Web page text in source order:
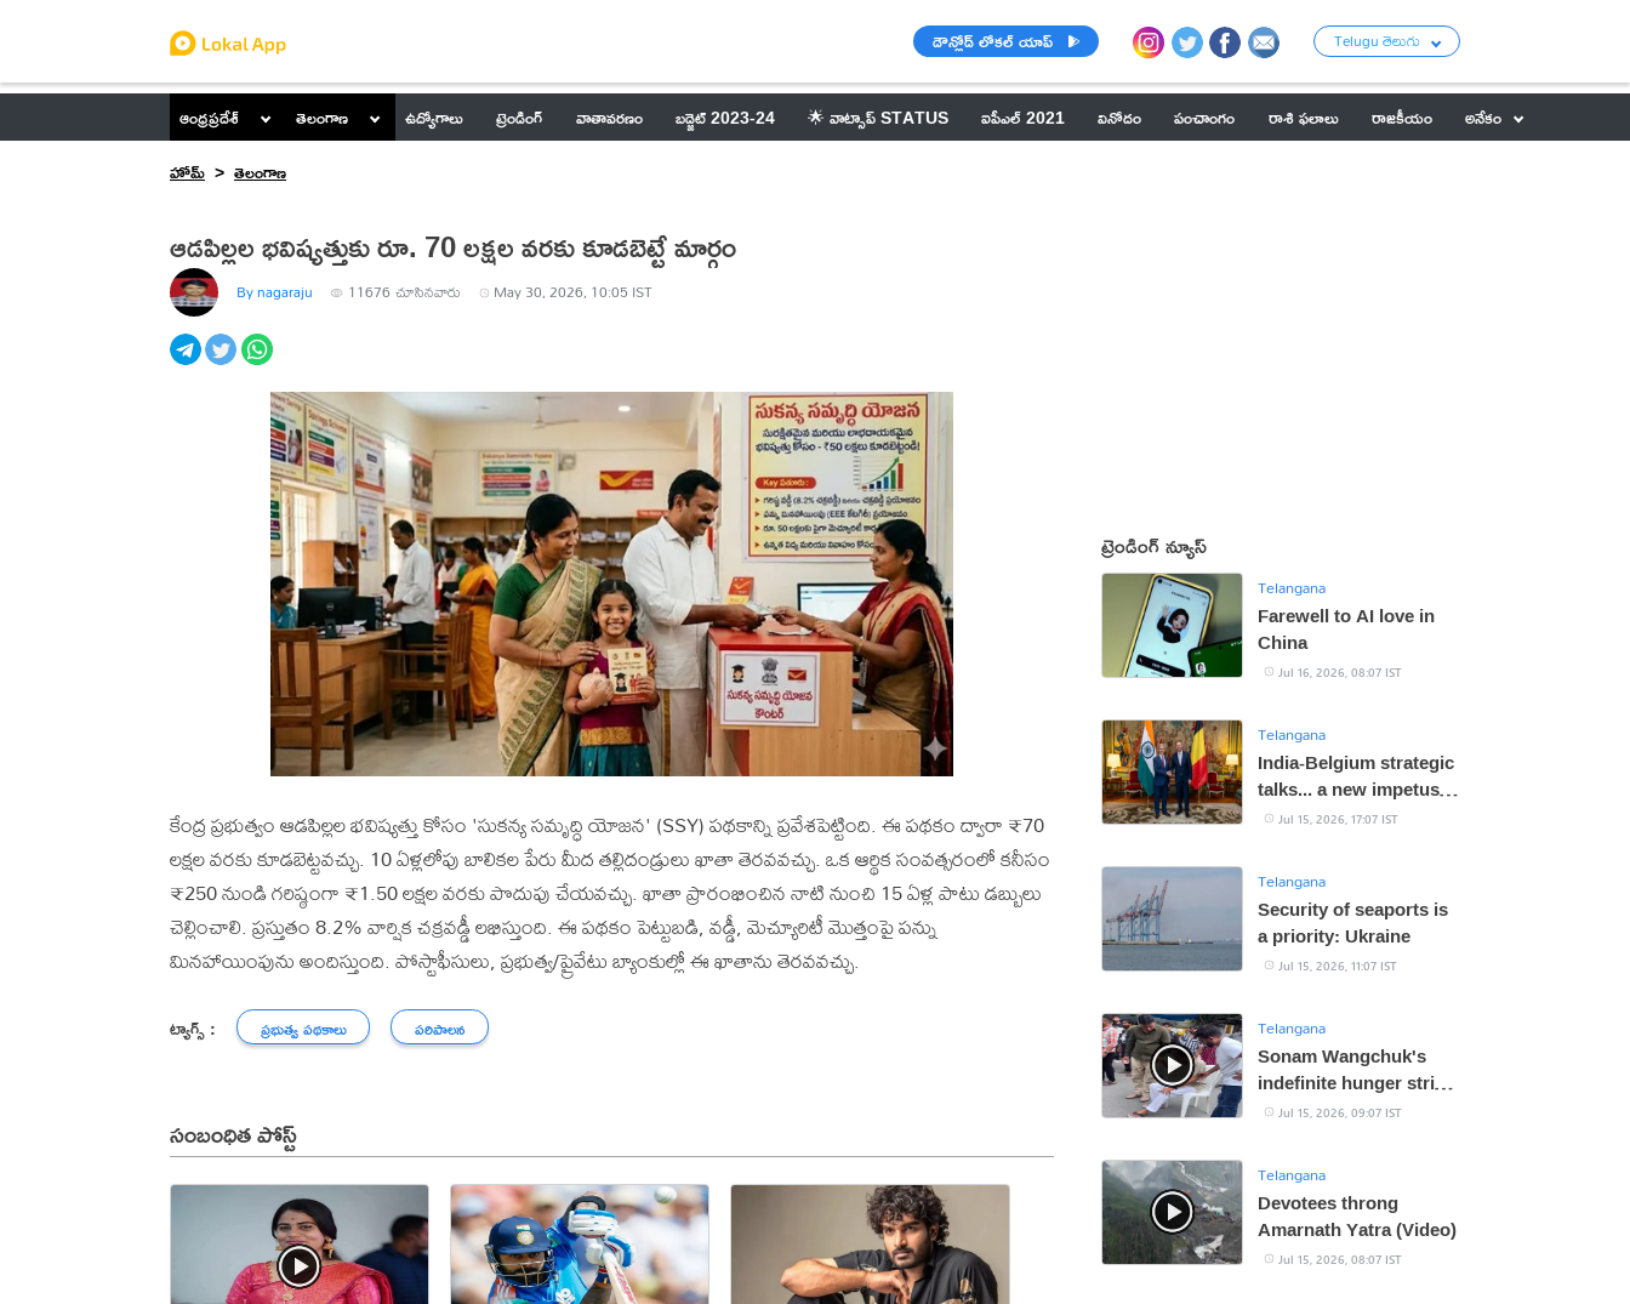
డౌన్లోడ్ లోకల్ యాప్ Telugu తెలుగు
ఆంధ్రప్రదేశ్ తెలంగాణ ఉద్యోగాలు ట్రెండింగ్ వాతావరణం బడ్జెట్ 2023-24 🌟 వాట్సాప్ STATUS ఐపీఎల్ 2021 వినోదం పంచాంగం రాశి ఫలాలు రాజకీయం
అనేకం
హోమ్
తెలంగాణ
ఆడపిల్లల భవిష్యత్తుకు రూ. 70 లక్షల వరకు కూడబెట్టే మార్గం
By nagaraju 11676 చూసినవారు May 30, 2026, 10:05 IST
కేంద్ర ప్రభుత్వం ఆడపిల్లల భవిష్యత్తు కోసం 'సుకన్య సమృద్ధి యోజన' (SSY) పథకాన్ని ప్రవేశపెట్టింది. ఈ పథకం ద్వారా ₹70
లక్షల వరకు కూడబెట్టవచ్చు. 10 ఏళ్లలోపు బాలికల పేరు మీద తల్లిదండ్రులు ఖాతా తెరవవచ్చు. ఒక ఆర్థిక సంవత్సరంలో కనీసం
₹250 నుండి గరిష్ఠంగా ₹1.50 లక్షల వరకు పొదుపు చేయవచ్చు. ఖాతా ప్రారంభించిన నాటి నుంచి 15 ఏళ్ల పాటు డబ్బులు
చెల్లించాలి. ప్రస్తుతం 8.2% వార్షిక చక్రవడ్డీ లభిస్తుంది. ఈ పథకం పెట్టుబడి, వడ్డీ, మెచ్యూరిటీ మొత్తంపై పన్ను
మినహాయింపును అందిస్తుంది. పోస్టాఫీసులు, ప్రభుత్వ/ప్రైవేటు బ్యాంకుల్లో ఈ ఖాతాను తెరవవచ్చు.
ట్యాగ్స్ : ప్రభుత్వ పథకాలు పరిపాలన
సంబంధిత పోస్ట్
ట్రెండింగ్ న్యూస్
Telangana
Farewell to AI love in
China
Jul 16, 2026, 08:07 IST
Telangana
India-Belgium strategic
talks... a new impetus
to bilateral ties
Jul 15, 2026, 17:07 IST
Telangana
Security of seaports is
a priority: Ukraine
Jul 15, 2026, 11:07 IST
Telangana
Sonam Wangchuk's
indefinite hunger strike
enters 18th day
Jul 15, 2026, 09:07 IST
Telangana
Devotees throng
Amarnath Yatra (Video)
Jul 15, 2026, 08:07 IST